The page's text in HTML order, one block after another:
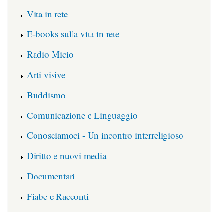
Vita in rete
E-books sulla vita in rete
Radio Micio
Arti visive
Buddismo
Comunicazione e Linguaggio
Conosciamoci - Un incontro interreligioso
Diritto e nuovi media
Documentari
Fiabe e Racconti